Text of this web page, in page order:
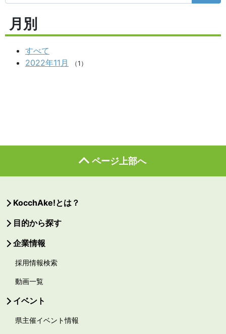
月別
すべて
2022年11月
（1）
ページ上部へ
KocchAke!とは？
目的から探す
企業情報
採用情報検索
動画一覧
イベント
県主催イベント情報